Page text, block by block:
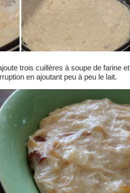
trois cuillères à soupe de farine et
en ajoutant peu à peu le lait.